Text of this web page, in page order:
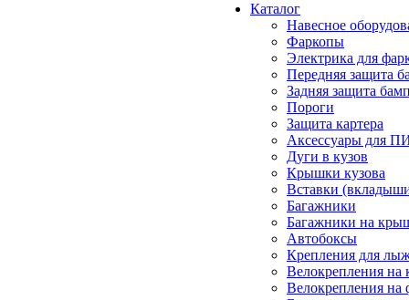
Каталог
Навесное
Фаркопы
Электрика для
Передняя защита
Задняя защита
Пороги
Защита картера
Аксессуары для
Дуги в кузов
Крышки кузова
Вставки
Багажники
Багажники на
Автобоксы
Крепления для
Велокрепления
Велокрепления на